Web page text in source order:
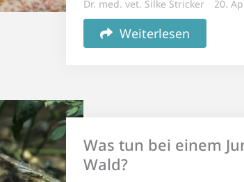
Dr. med. vet. Silke Stricker 20.
Weiterlesen
Was tun bei einem
Wald?